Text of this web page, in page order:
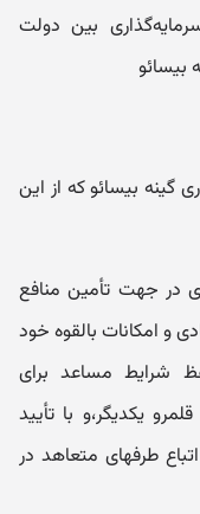
بین دولت
بیسائو
بیسائو که از این
در جهت تأمین منافع
و امکانات بالقوه خود
شرایط مساعد برای
یکدیگر،و با تأیید
طرفهای متعاهد در